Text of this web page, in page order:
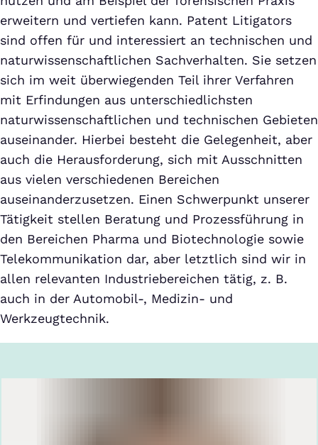
erweitern und vertiefen kann. Patent Litigators
sind offen für und interessiert an technischen und
naturwissenschaftlichen Sachverhalten. Sie setzen
sich im weit überwiegenden Teil ihrer Verfahren
mit Erfindungen aus unterschiedlichsten
naturwissenschaftlichen und technischen Gebieten
auseinander. Hierbei besteht die Gelegenheit, aber
auch die Herausforderung, sich mit Ausschnitten
aus vielen verschiedenen Bereichen
auseinanderzusetzen. Einen Schwerpunkt unserer
Tätigkeit stellen Beratung und Prozessführung in
den Bereichen Pharma und Biotechnologie sowie
Telekommunikation dar, aber letztlich sind wir in
allen relevanten Industriebereichen tätig, z. B.
auch in der Automobil-, Medizin- und
Werkzeugtechnik.